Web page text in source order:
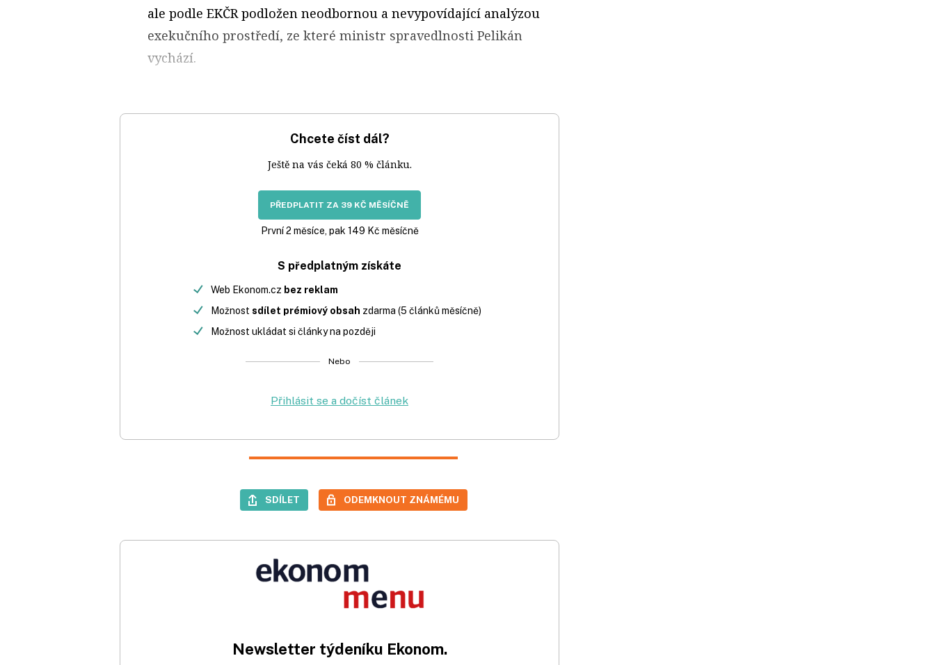
ale podle EKČR podložen neodbornou a nevypovídající analýzou
exekučního prostředí, ze které ministr spravedlnosti Pelikán
vychází.
Chcete číst dál?
Ještě na vás čeká 80 % článku.
PŘEDPLATIT ZA 39 KČ MĚSÍČNĚ
První 2 měsíce, pak 149 Kč měsíčně
S předplatným získáte
Web Ekonom.cz bez reklam
Možnost sdílet prémiový obsah zdarma (5 článků měsíčně)
Možnost ukládat si články na později
Nebo
Přihlásit se a dočíst článek
SDÍLET ODEMKNOUT ZNÁMÉMU
Newsletter týdeníku Ekonom.